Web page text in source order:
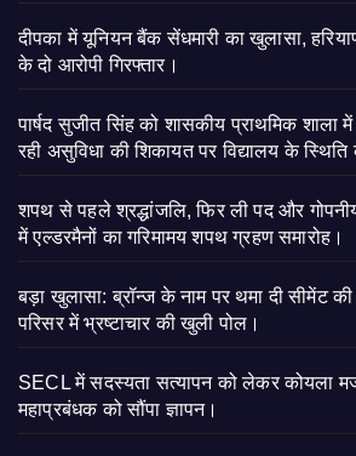
दीपका में यूनियन बैंक सेंधमारी का खुलासा,
के दो आरोपी गिरफ्तार।
पार्षद सुजीत सिंह को शासकीय प्राथमिक शाला में
रही असुविधा की शिकायत पर विद्यालय के स्थिति
शपथ से पहले श्रद्धांजलि, फिर ली पद और
में एल्डरमैनों का गरिमामय शपथ ग्रहण समारोह।
बड़ा खुलासा: ब्रॉन्ज के नाम पर थमा दी सीमेंट
परिसर में भ्रष्टाचार की खुली पोल।
SECL में सदस्यता सत्यापन को लेकर कोयला
महाप्रबंधक को सौंपा ज्ञापन।